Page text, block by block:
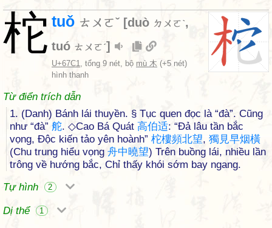
柁 tuǒ ㄊㄨㄛˇ [duò ㄉㄨㄛˋ,
tuó ㄊㄨㄛˊ]
U+67C1, tổng 9 nét, bộ mù 木 (+5 nét)
hình thanh
Từ điển trích dẫn
1. (Danh) Bánh lái thuyền. § Tục quen đọc là “đà”. Cũng
như “đà” 舵. ◇Cao Bá Quát 高伯适: “Đả lâu tần bắc
vọng, Độc kiến tảo yên hoành” 柁樓頻北望, 獨 見早烟橫
(Chu trung hiểu vọng 舟中曉望) Trên buồng lái, nhiều lần
trông về hướng bắc, Chỉ thấy khói sớm bay ngang.
Tự hình
2
Dị thể 1